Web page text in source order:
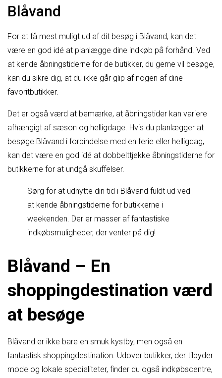
Blåvand
For at få mest muligt ud af dit besøg i Blåvand, kan det
være en god idé at planlægge dine indkøb på forhånd. Ved
at kende åbningstiderne for de butikker, du gerne vil besøge,
kan du sikre dig, at du ikke går glip af nogen af dine
favoritbutikker.
Det er også værd at bemærke, at åbningstider kan variere
afhængigt af sæson og helligdage. Hvis du planlægger at
besøge Blåvand i forbindelse med en ferie eller helligdag,
kan det være en god idé at dobbelttjekke åbningstiderne for
butikkerne for at undgå skuffelser.
Sørg for at udnytte din tid i Blåvand fuldt ud ved
at kende åbningstiderne for butikkerne i
weekenden. Der er masser af fantastiske
indkøbsmuligheder, der venter på dig!
Blåvand – En
shoppingdestination værd
at besøge
Blåvand er ikke bare en smuk kystby, men også en
fantastisk shoppingdestination. Udover butikker, der tilbyder
mode og lokale specialiteter, finder du også indkøbscentre,